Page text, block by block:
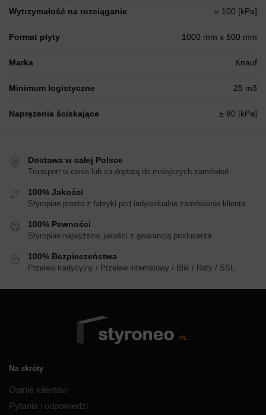
Wytrzymałość na rozciąganie ≥ 100 [kPa]
Format płyty 1000 mm x 500 mm
Marka Knauf
Minimum logistyczne 25 m3
Naprężenia ściskające ≥ 80 [kPa]
Dostawa w całej Polsce
Transport w cenie lub za dopłatą do mniejszych zamówień
100% Jakości
Styropian prosto z fabryki pod indywidualne zamówienie klienta
100% Pewności
Styropian najwyższej jakości z gwarancją producenta
100% Bezpieczeństwa
Przelew tradycyjny / Przelew internetowy / Blik / Raty / SSL
Na skróty
Opinie klientów
Pytania i odpowiedzi